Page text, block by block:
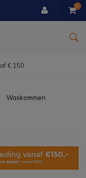
0
€ 150
Waskommen